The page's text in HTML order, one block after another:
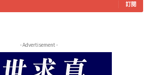
訂閱
- Advertisement -